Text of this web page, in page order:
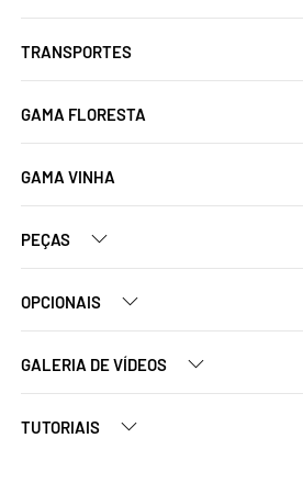
TRANSPORTES
GAMA FLORESTA
GAMA VINHA
PEÇAS
OPCIONAIS
GALERIA DE VÍDEOS
TUTORIAIS